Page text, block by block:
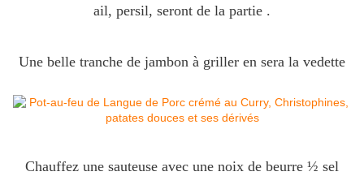
ail, persil, seront de la partie .
Une belle tranche de jambon à griller en sera la vedette
Chauffez une sauteuse avec une noix de beurre ½ sel